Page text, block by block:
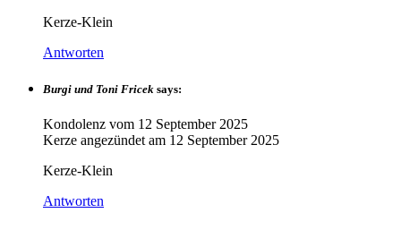
Kerze-Klein
Antworten
Burgi und Toni Fricek says:
Kondolenz vom 12 September 2025
Kerze angezündet am 12 September 2025
Kerze-Klein
Antworten